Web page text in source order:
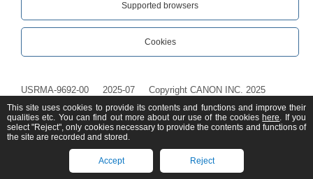
Supported browsers
Cookies
USRMA-9692-00 2025-07 Copyright CANON INC. 2025
This site uses cookies to provide its contents and functions and improve their
qualities etc. You can find out more about our use of the cookies here. If you
select "Reject", only cookies necessary to provide the contents and functions of
the site are recorded and stored.
Accept Reject